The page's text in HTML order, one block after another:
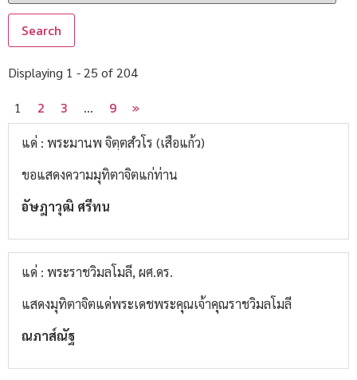
Displaying 1 - 25 of 204
1 2 3 … 9 »
แด่ : พระมานพ จิตฺตสํวโร (เสือแก้ว)
ขอแสดงความมุทิตาจิตแก่ท่าน
อัษฎาวุฒิ ศรีทน
แด่ : พระราชวิมลโมลี, ผศ.ดร.
แสดงมุทิตาจิตแด่พระเดชพระคุณเจ้าคุณราชวิมลโมลี
ณภาส์ณัฐ